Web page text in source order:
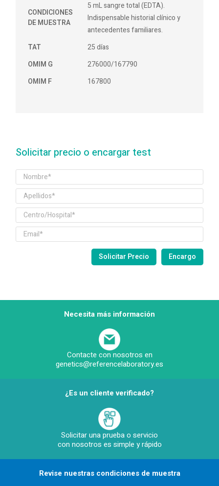
CONDICIONES
DE MUESTRA
5 mL sangre total (EDTA).
Indispensable historial clínico y
antecedentes familiares.
TAT
25 días
OMIM G
276000/167790
OMIM F
167800
Solicitar precio o encargar test
Necesita más información
Contacte con nosotros en
genetics@referencelaboratory.es
¿Es un cliente verificado?
Solicitar una prueba o servicio
con nosotros es simple y rápido
Revise nuestras condiciones de muestra